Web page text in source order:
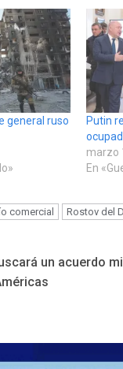
general ruso
Putin
marzo
En
comercial Rostov del
un acuerdo